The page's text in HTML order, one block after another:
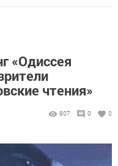
«Одиссея
чтения»
807 0 0